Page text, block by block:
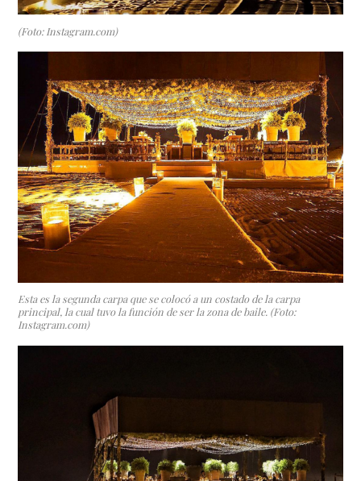
(Foto: Instagram.com)
Esta es la segunda carpa que se colocó a un costado de la carpa
principal, la cual tuvo la función de ser la zona de baile. (Foto:
Instagram.com)